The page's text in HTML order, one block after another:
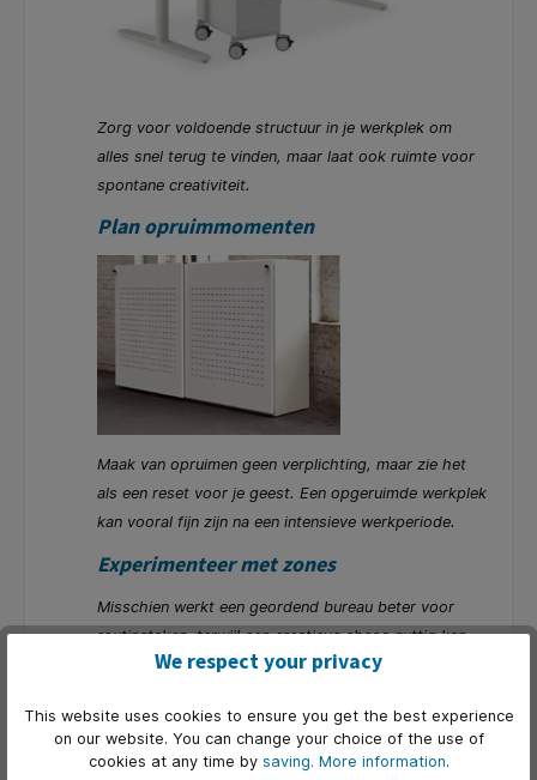
Zorg voor voldoende structuur in je werkplek om
alles snel terug te vinden, maar laat ook ruimte voor
spontane creativiteit.
Plan opruimmomenten
Maak van opruimen geen verplichting, maar zie het
als een reset voor je geest. Een opgeruimde werkplek
kan vooral fijn zijn na een intensieve werkperiode.
Experimenteer met zones
Misschien werkt een geordend bureau beter voor
routinetaken, terwijl een creatieve chaos nuttig kan
zijn in brainstormsessies of projectwerk.
Wat werkt voor jou?
We respect your privacy
This website uses cookies to ensure you get the best experience
on our website. You can change your choice of the use of
cookies at any time by saving. More information.